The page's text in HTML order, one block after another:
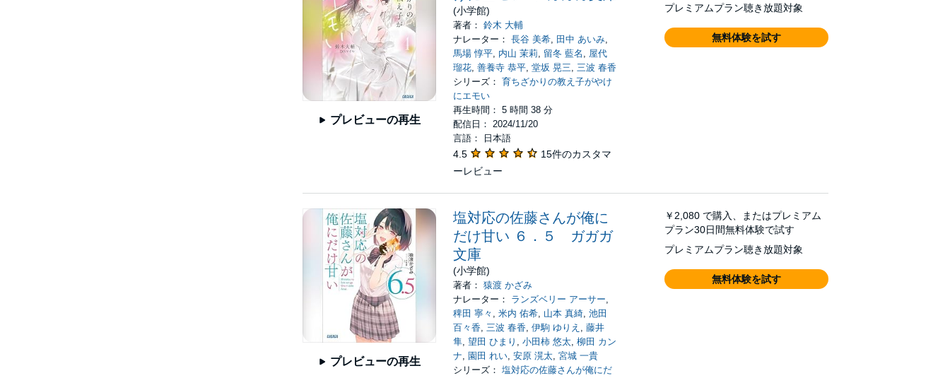
プレビューの再生
(小学館)
著者：鈴木 大輔
ナレーター：長谷 美希, 田中 あいみ,
馬場 惇平, 内山 茉莉, 留冬 藍名 , 屋代
瑠花,善養寺 恭平,堂坂 晃三,三波 春香
シリーズ：育ちざかりの教え子がやけ
にエモい
再生時間： 5 時間 38 分
配信日： 2024/11/20
言語： 日本語
4.5
15件のカスタマ
ーレビュー
プレミアムプラン聴き放題対象
無料体験を試す
プレビューの再生
塩対応の佐藤さんが俺に
だけ甘い ６．５ ガガガ
文庫
(小学館)
著者：猿渡 かざみ
ナレーター： ランズベリー アーサー,
稗田 寧々 ,米内 佑希, 山本 真綺,池田
百々香,三波 春香,伊駒 ゆりえ ,藤井
隼,望田 ひまり ,小田柿 悠太,柳田 カン
ナ, 園田 れい,安原 滉太,宮城 一貴
シリーズ：塩対応の佐藤さんが俺にだ
￥2,080 で購入、またはプレミアム
プラン30日間無料体験で試す
プレミアムプラン聴き放題対象
無料体験を試す